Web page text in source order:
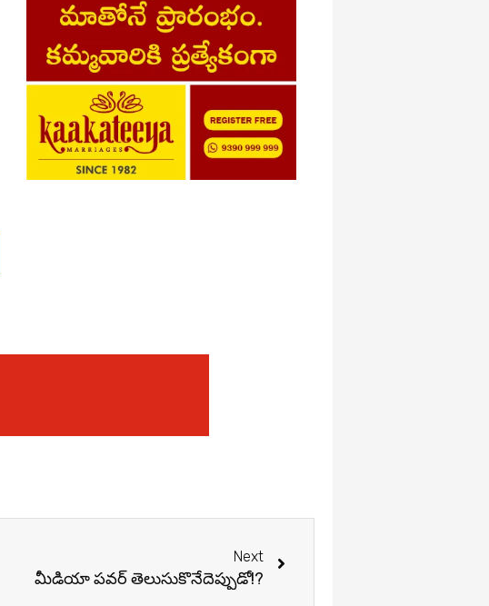
Next
మీడియా పవర్ తెలుసుకొనేదెప్పుడో!?